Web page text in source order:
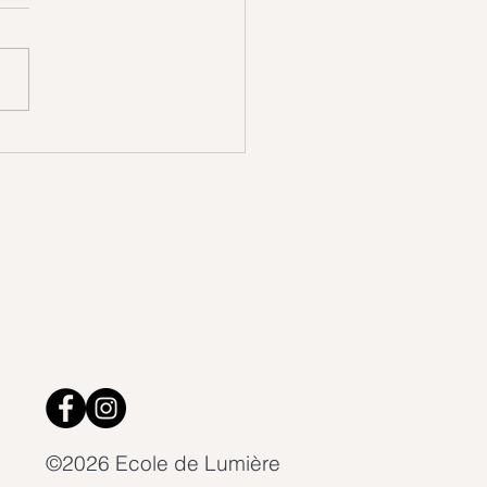
©2026 Ecole de Lumière